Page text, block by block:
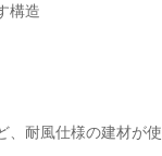
構造
耐風仕様の建材が使